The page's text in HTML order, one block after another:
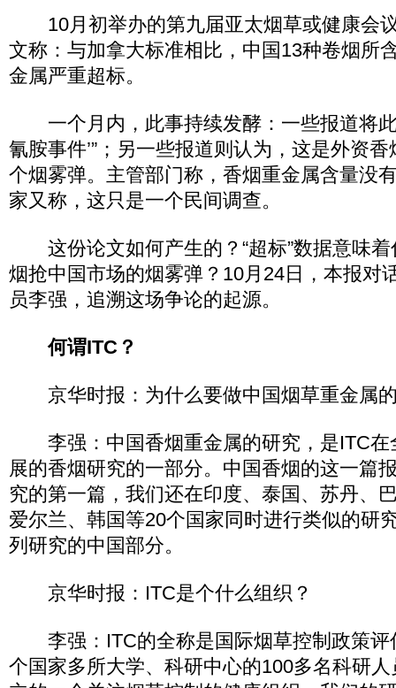
10月初举办的第九届亚太烟草或健康会
文称：与加拿大标准相比，中国13种卷烟所
金属严重超标。
一个月内，此事持续发酵：一些报道将此
氰胺事件’”；另一些报道则认为，这是外资
个烟雾弹。主管部门称，香烟重金属含量没
家又称，这只是一个民间调查。
这份论文如何产生的？“超标”数据意味着
烟抢中国市场的烟雾弹？10月24日，本报对
员李强，追溯这场争论的起源。
何谓ITC？
京华时报：为什么要做中国烟草重金属
李强：中国香烟重金属的研究，是ITC在
展的香烟研究的一部分。中国香烟的这一篇
究的第一篇，我们还在印度、泰国、苏丹、
爱尔兰、韩国等20个国家同时进行类似的研
列研究的中国部分。
京华时报：ITC是个什么组织？
李强：ITC的全称是国际烟草控制政策评
个国家多所大学、科研中心的100多名科研